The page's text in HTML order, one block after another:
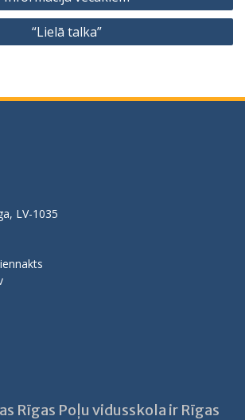
“Lielā talka”
LV-1035
Rīgas Poļu vidusskola ir Rīgas